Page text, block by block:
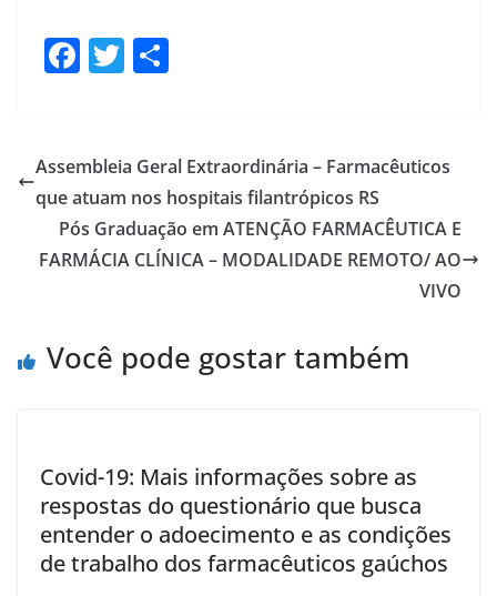
F
b
o
o
k
T
er e
Assembleia Geral Extraordinária – Farmacêuticos
que atuam nos hospitais filantrópicos RS
Pós Graduação em ATENÇÃO FARMACÊUTICA E
FARMÁCIA CLÍNICA – MODALIDADE REMOTO/ AO
VIVO
Você pode gostar também
Covid-19: Mais informações sobre as
respostas do questionário que busca
entender o adoecimento e as condições
de trabalho dos farmacêuticos gaúchos